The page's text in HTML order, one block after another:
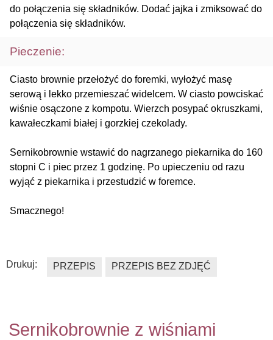
do połączenia się składników. Dodać jajka i zmiksować do
połączenia się składników.
Pieczenie:
Ciasto brownie przełożyć do foremki, wyłożyć masę
serową i lekko przemieszać widelcem. W ciasto powciskać
wiśnie osączone z kompotu. Wierzch posypać okruszkami,
kawałeczkami białej i gorzkiej czekolady.
Sernikobrownie wstawić do nagrzanego piekarnika do 160
stopni C i piec przez 1 godzinę. Po upieczeniu od razu
wyjąć z piekarnika i przestudzić w foremce.
Smacznego!
Drukuj: PRZEPIS PRZEPIS BEZ ZDJĘĆ
Sernikobrownie z wiśniami